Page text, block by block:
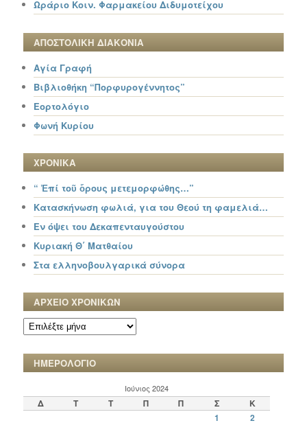
Ωράριο Κοιν. Φαρμακείου Διδυμοτείχου
ΑΠΟΣΤΟΛΙΚΗ ΔΙΑΚΟΝΙΑ
Αγία Γραφή
Βιβλιοθήκη “Πορφυρογέννητος”
Εορτολόγιο
Φωνή Κυρίου
ΧΡΟΝΙΚΑ
“ Ἐπί τοῦ ὄρους μετεμορφώθης…”
Κατασκήνωση φωλιά, για του Θεού τη φαμελιά…
Εν όψει του Δεκαπενταυγούστου
Κυριακή Θ΄ Ματθαίου
Στα ελληνοβουλγαρικά σύνορα
ΑΡΧΕΙΟ ΧΡΟΝΙΚΩΝ
ΑΡΧΕΙΟ
ΧΡΟΝΙΚΩΝ
ΗΜΕΡΟΛΟΓΙΟ
Ιούνιος 2024
Δ Τ Τ Π Π Σ
Κ
1
2